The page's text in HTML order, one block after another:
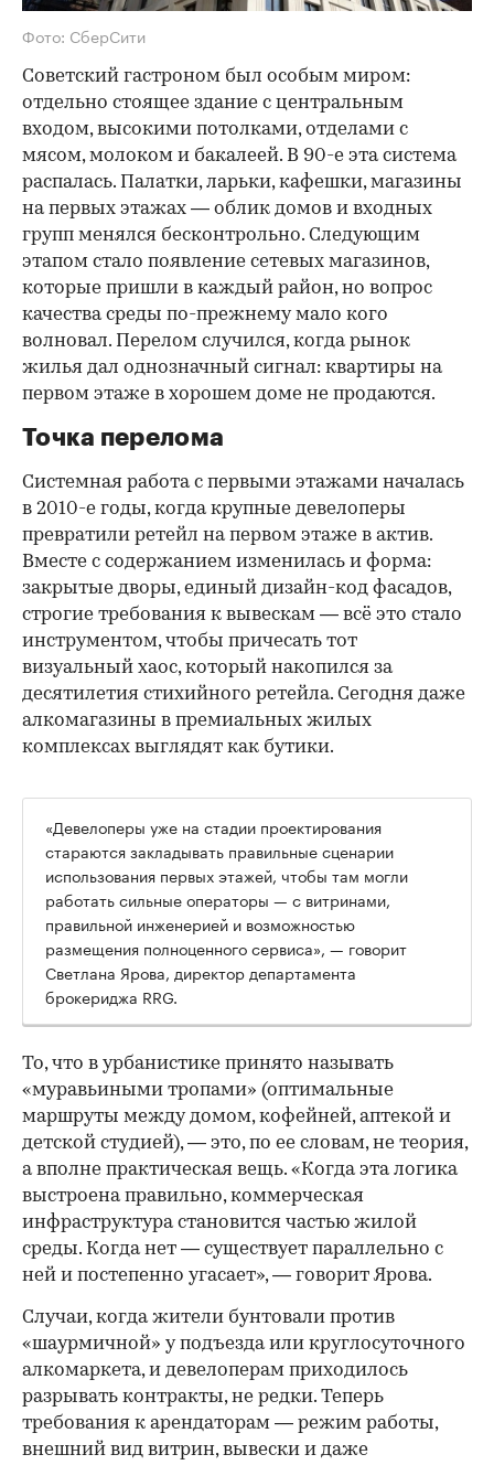
Фото: СберСити
Советский гастроном был особым миром:
отдельно стоящее здание с центральным
входом, высокими потолками, отделами с
мясом, молоком и бакалеей. В 90-е эта система
распалась. Палатки, ларьки, кафешки, магазины
на первых этажах — облик домов и входных
групп менялся бесконтрольно. Следующим
этапом стало появление сетевых магазинов,
которые пришли в каждый район, но вопрос
качества среды по-прежнему мало кого
волновал. Перелом случился, когда рынок
жилья дал однозначный сигнал: квартиры на
первом этаже в хорошем доме не продаются.
Точка перелома
Системная работа с первыми этажами началась
в 2010-е годы, когда крупные девелоперы
превратили ретейл на первом этаже в актив.
Вместе с содержанием изменилась и форма:
закрытые дворы, единый дизайн-код фасадов,
строгие требования к вывескам — всё это стало
инструментом, чтобы причесать тот
визуальный хаос, который накопился за
десятилетия стихийного ретейла. Сегодня даже
алкомагазины в премиальных жилых
комплексах выглядят как бутики.
00:00
«Девелоперы уже на стадии проектирования
стараются закладывать правильные сценарии
использования первых этажей, чтобы там могли
работать сильные операторы — с витринами,
правильной инженерией и возможностью
размещения полноценного сервиса», — говорит
Светлана Ярова, директор департамента
брокериджа RRG.
То, что в урбанистике принято называть
«муравьиными тропами» (оптимальные
маршруты между домом, кофейней, аптекой и
детской студией), — это, по ее словам, не теория,
а вполне практическая вещь. «Когда эта логика
выстроена правильно, коммерческая
инфраструктура становится частью жилой
среды. Когда нет — существует параллельно с
ней и постепенно угасает», — говорит Ярова.
Случаи, когда жители бунтовали против
«шаурмичной» у подъезда или круглосуточного
алкомаркета, и девелоперам приходилось
разрывать контракты, не редки. Теперь
требования к арендаторам — режим работы,
внешний вид витрин, вывески и даже